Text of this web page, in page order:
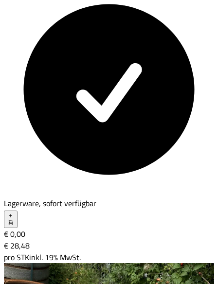
Lagerware, sofort verfügbar
€ 0,00
€ 28,48
proSTKinkl. 19% MwSt.